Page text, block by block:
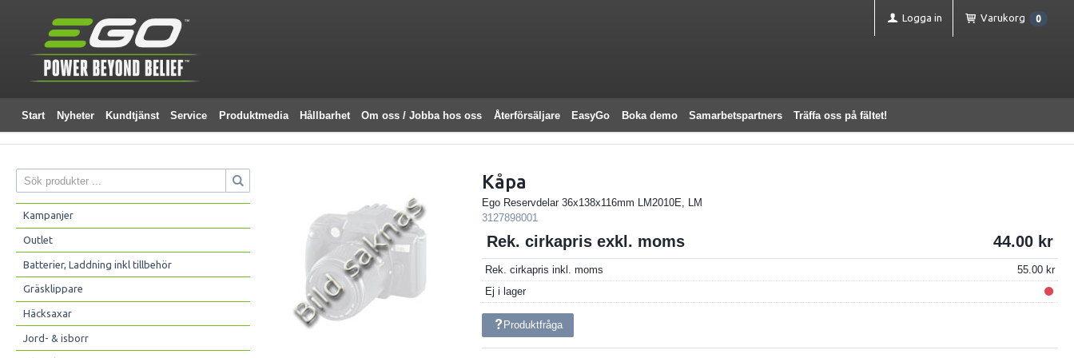
Logga in Varukorg 0
Start Nyheter Kundtjänst Service Produktmedia Hållbarhet Om oss / Jobba hos oss Återförsäljare EasyGo Boka demo Samarbetspartners Träffa oss på fältet!
Kampanjer
Outlet
Batterier, Laddning inkl tillbehör
Gräsklippare
Häcksaxar
Jord- & isborr
Kåpa
Ego Reservdelar 36x138x116mm LM2010E, LM
3127898001
Rek. cirkapris exkl. moms 44.00
Rek. cirkapris inkl. moms
55.00
Ej i lager
Produktfråga